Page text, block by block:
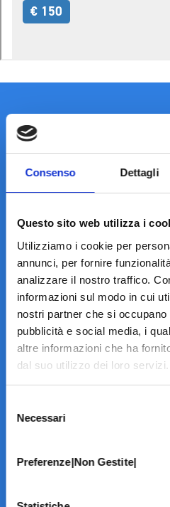
Consenso Dettagli
Questo sito web utilizza i
Utilizziamo i cookie per
annunci, per fornire
analizzare il nostro traffico.
informazioni sul modo in cui
nostri partner che si
pubblicità e social media, i
altre informazioni che ha
dal suo utilizzo dei loro servizi.
delNecessari
Preferenze|Non Gestite|
LA STRUTTURA
Informazioni
Contatti
Specialità
Home Page
PRENOTA ON LINE
INFORMATIVE
Home Page
Modello 231
Amministrazione Trasparente